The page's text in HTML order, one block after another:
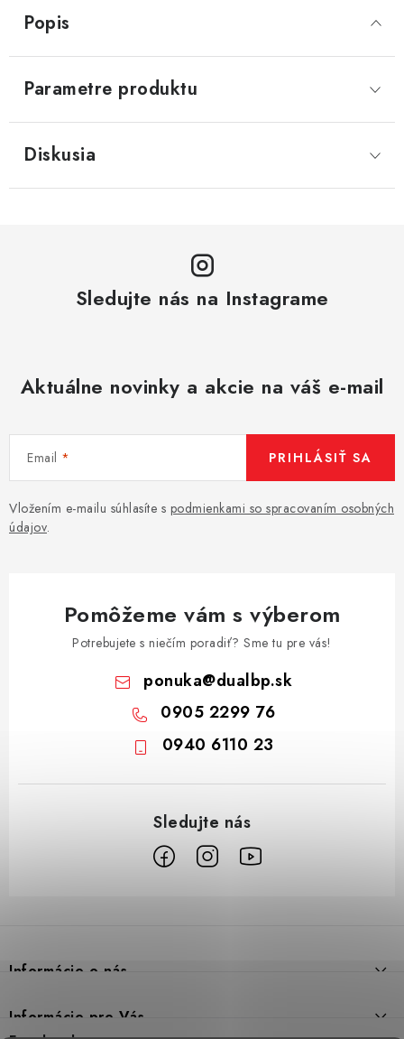
Popis
Parametre produktu
Diskusia
Sledujte nás na Instagrame
Aktuálne novinky a akcie na váš e-mail
Email
Vložením e-mailu súhlasíte s podmienkami so spracovaním osobných
údajov.
PRIHLÁSIŤ SA
Pomôžeme vám s výberom
Potrebujete s niečím poradiť? Sme tu pre vás!
ponuka@dualbp.sk
0905 2299 76
0940 6110 23
pInformácie o nás
Prečo DUAL BP
Informácie pre Vás